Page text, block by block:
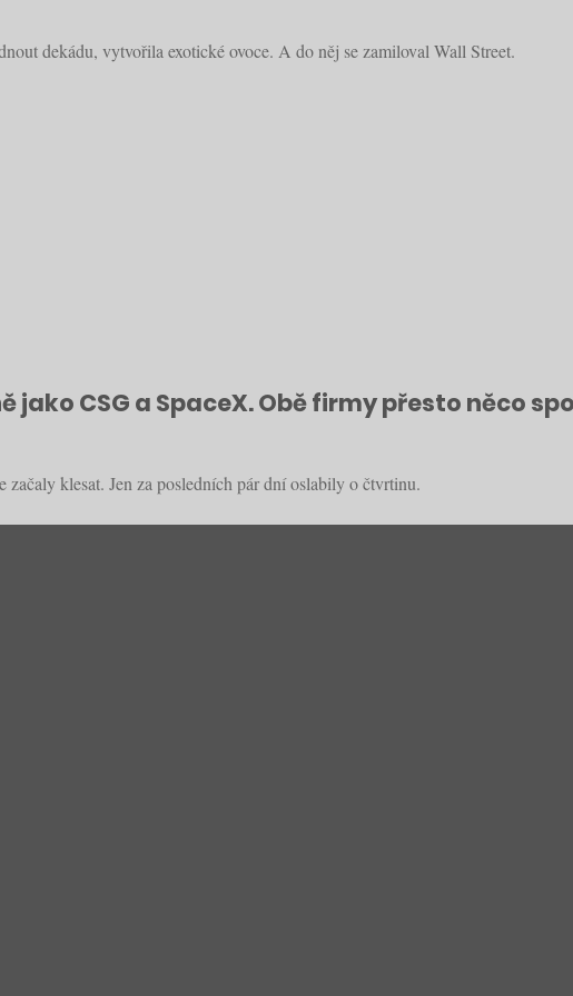
dekádu, vytvořila exotické ovoce. A do něj se zamiloval Wall Street.
CSG a SpaceX. Obě firmy přesto něco
klesat. Jen za posledních pár dní oslabily o čtvrtinu.